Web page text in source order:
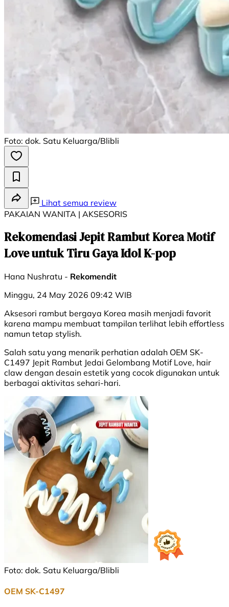
Foto: dok. Satu Keluarga/Blibli
Lihat semua review
PAKAIAN WANITA | AKSESORIS
Rekomendasi Jepit Rambut Korea Motif
Love untuk Tiru Gaya Idol K-pop
Hana Nushratu - Rekomendit
Minggu, 24 May 2026 09:42 WIB
Aksesori rambut bergaya Korea masih menjadi favorit
karena mampu membuat tampilan terlihat lebih effortless
namun tetap stylish.
Salah satu yang menarik perhatian adalah OEM SK-
C1497 Jepit Rambut Jedai Gelombang Motif Love, hair
claw dengan desain estetik yang cocok digunakan untuk
berbagai aktivitas sehari-hari.
Foto: dok. Satu Keluarga/Blibli
OEM SK-C1497